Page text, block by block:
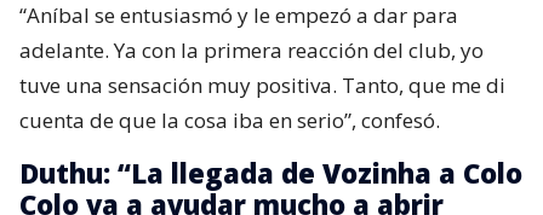
“Aníbal se entusiasmó y le empezó a dar para
adelante. Ya con la primera reacción del club, yo
tuve una sensación muy positiva. Tanto, que me di
cuenta de que la cosa iba en serio”, confesó.
Duthu: “La llegada de Vozinha a Colo
Colo va a ayudar mucho a abrir